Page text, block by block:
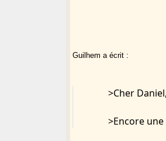
Guilhem a écrit :
>Cher Daniel,
>Encore